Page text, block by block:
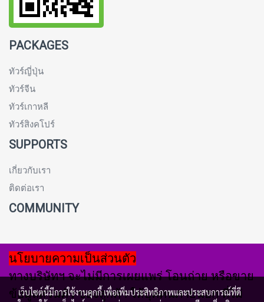
PACKAGES
ทัวร์ญี่ปุ่น
ทัวร์จีน
ทัวร์เกาหลี
ทัวร์สิงคโปร์
SUPPORTS
เกี่ยวกับเรา
ติดต่อเรา
COMMUNITY
นโยบายความเป็นส่วนตัว
ทางบริษัทฯ จะไม่มีการเผยแพร่ โอนถ่าย หรือขาย
ข้อมูลส่วนตัว ของลูกค้า ให้บุคคนภายนอก ที่ไม่
เว็บไซต์นี้มีการใช้งานคุกกี้ เพื่อเพิ่มประสิทธิภาพและประสบการณ์ที่ดี